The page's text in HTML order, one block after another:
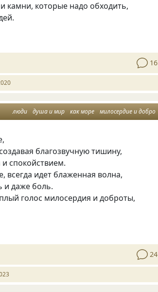
камни, которые надо обходить,
16
люди душа и мир как море милосердие и добро
благозвучную тишину,
спокойствием.
всегда идет блаженная волна,
и даже боль.
голос милосердия и доброты,
24